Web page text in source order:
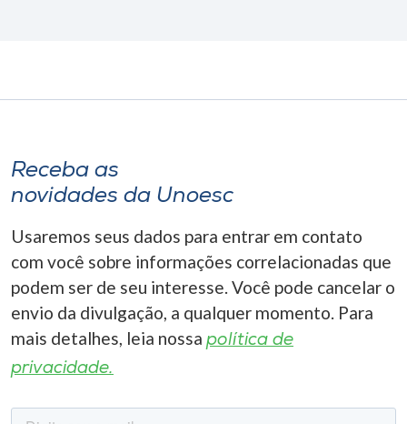
Receba as
novidades da Unoesc
Usaremos seus dados para entrar em contato
com você sobre informações correlacionadas que
podem ser de seu interesse. Você pode cancelar o
envio da divulgação, a qualquer momento. Para
mais detalhes, leia nossa política de
privacidade.